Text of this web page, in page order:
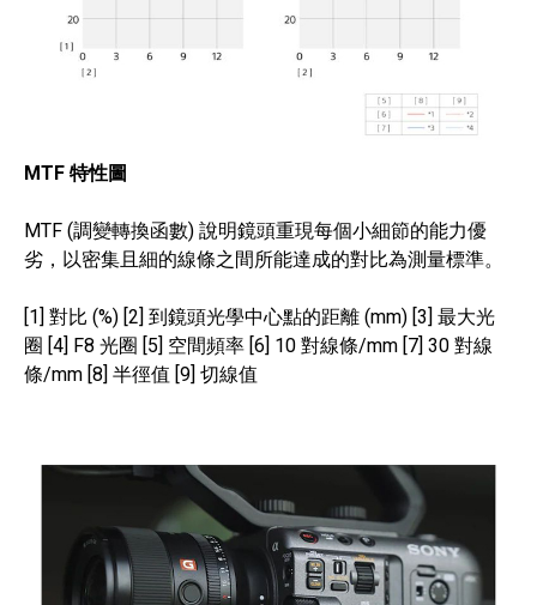
MTF 特性圖
MTF (調變轉換函數) 說明鏡頭重現每個小細節的能力優
劣，以密集且細的線條之間所能達成的對比為測量標準。
[1] 對比 (%) [2] 到鏡頭光學中心點的距離 (mm) [3] 最大光
圈 [4] F8 光圈 [5] 空間頻率 [6] 10 對線條/mm [7] 30 對線
條/mm [8] 半徑值 [9] 切線值